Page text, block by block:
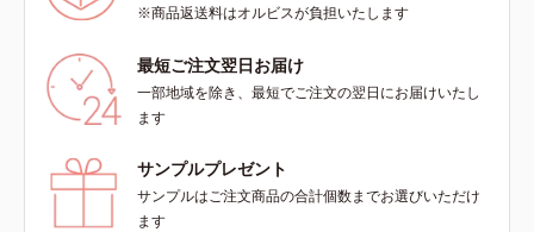
※商品返送料はオルビスが負担いたします
最短ご注文翌日お届け
一部地域を除き、最短でご注文の翌日にお届けいたし
ます
サンプルプレゼント
サンプルはご注文商品の合計個数までお選びいただけ
ます